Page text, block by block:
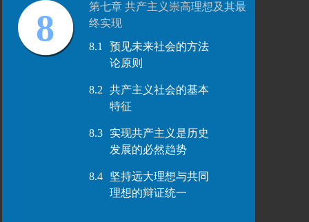
8
第七章 共产主义崇高理想及其最
终实现
8.1
预见未来社会的方法
论原则
8.2
共产主义社会的基本
特征
8.3
实现共产主义是历史
发展的必然趋势
8.4
坚持远大理想与共同
理想的辩证统一